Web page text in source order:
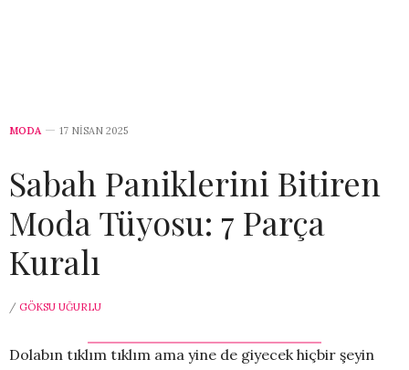
MODA 17 NISAN 2025
Sabah Paniklerini Bitiren
Moda Tüyosu: 7 Parça
Kuralı
/ GÖKSU UĞURLU
Dolabın tıklım tıklım ama yine de giyecek hiçbir şeyin